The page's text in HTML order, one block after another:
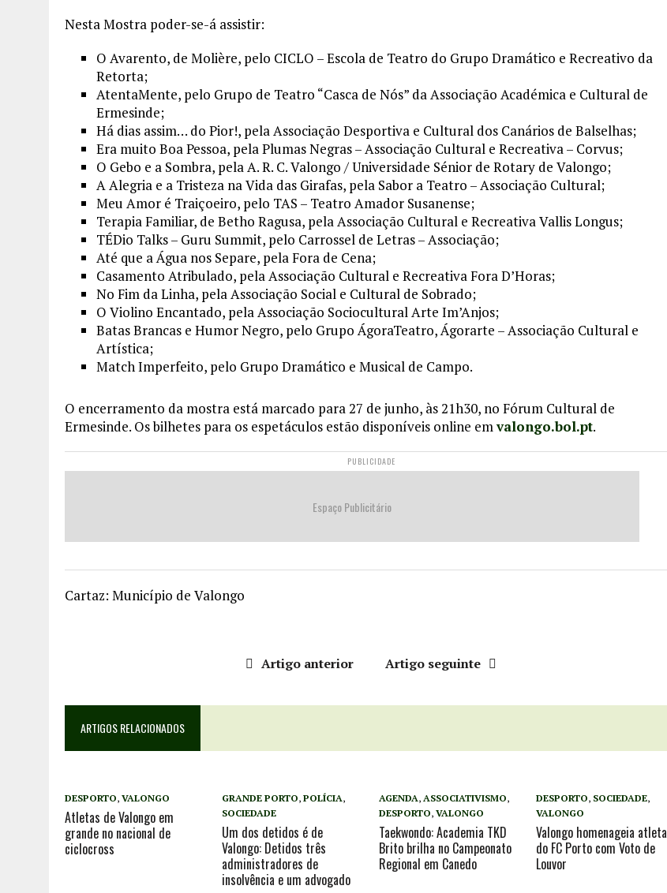
Nesta Mostra poder-se-á assistir:
O Avarento, de Molière, pelo CICLO – Escola de Teatro do Grupo Dramático e Recreativo da
Retorta;
AtentaMente, pelo Grupo de Teatro “Casca de Nós” da Associação Académica e Cultural de
Ermesinde;
Há dias assim… do Pior!, pela Associação Desportiva e Cultural dos Canários de Balselhas;
Era muito Boa Pessoa, pela Plumas Negras – Associação Cultural e Recreativa – Corvus;
O Gebo e a Sombra, pela A. R. C. Valongo / Universidade Sénior de Rotary de Valongo;
A Alegria e a Tristeza na Vida das Girafas, pela Sabor a Teatro – Associação Cultural;
Meu Amor é Traiçoeiro, pelo TAS – Teatro Amador Susanense;
Terapia Familiar, de Betho Ragusa, pela Associação Cultural e Recreativa Vallis Longus;
TÉDio Talks – Guru Summit, pelo Carrossel de Letras – Associação;
Até que a Água nos Separe, pela Fora de Cena;
Casamento Atribulado, pela Associação Cultural e Recreativa Fora D’Horas;
No Fim da Linha, pela Associação Social e Cultural de Sobrado;
O Violino Encantado, pela Associação Sociocultural Arte Im’Anjos;
Batas Brancas e Humor Negro, pelo Grupo ÁgoraTeatro, Ágorarte – Associação Cultural e
Artística;
Match Imperfeito, pelo Grupo Dramático e Musical de Campo.
O encerramento da mostra está marcado para 27 de junho, às 21h30, no Fórum Cultural de
Ermesinde. Os bilhetes para os espetáculos estão disponíveis online emvalongo.bol.pt.
PUBLICIDADE
Espaço Publicitário
Cartaz: Município de Valongo
Artigo anterior Artigo seguinte
ARTIGOS RELACIONADOS
DESPORTO, VALONGO
Atletas de Valongo em
grande no nacional de
ciclocross
GRANDE PORTO,POLÍCIA,
SOCIEDADE
Um dos detidos é de
Valongo: Detidos três
administradores de
insolvência e um advogado
AGENDA,ASSOCIATIVISMO,
DESPORTO,VALONGO
Taekwondo: Academia TKD
Brito brilha no Campeonato
Regional em Canedo
DESPORTO, SOCIEDADE,
VALONGO
Valongo homenageia atleta
do FC Porto com Voto de
Louvor